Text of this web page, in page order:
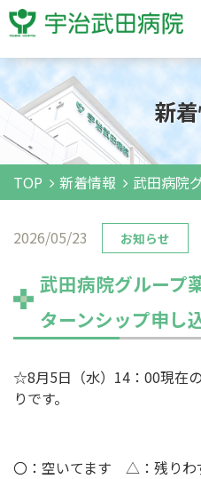
新
TOP 新着情報 武田病院
2026/05/23 お知らせ
武田病院グルー
ターンシップ申し
☆8月5日（水）14：00現在
りです。
〇 ：空いてます △ ：残り